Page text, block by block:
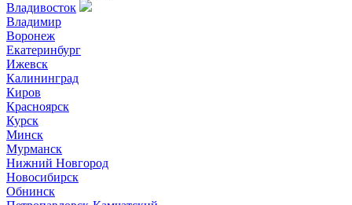
Владивосток
Владимир
Воронеж
Екатеринбург
Ижевск
Калининград
Киров
Красноярск
Курск
Минск
Мурманск
Нижний Новгород
Новосибирск
Обнинск